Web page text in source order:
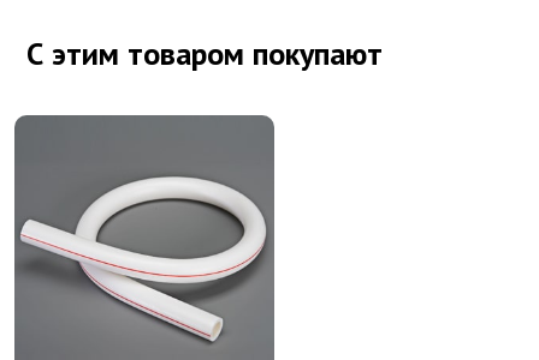
С этим товаром покупают